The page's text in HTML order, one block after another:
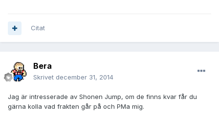
Citat
Bera
Skrivet december 31, 2014
Jag är intresserade av Shonen Jump, om de finns kvar får du
gärna kolla vad frakten går på och PMa mig.